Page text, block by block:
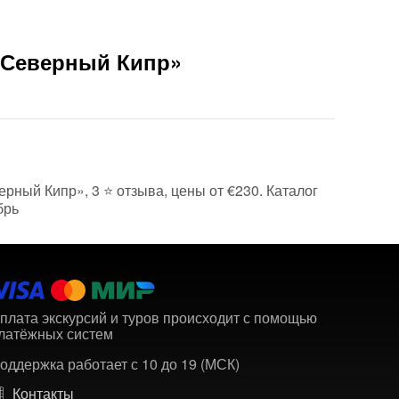
Кипр»
Кипр», 3 ⭐ отзыва, цены от €230. Каталог
экскурсий и туров происходит с помощью
систем
работает с 10 до 19 (МСК)
Контакты